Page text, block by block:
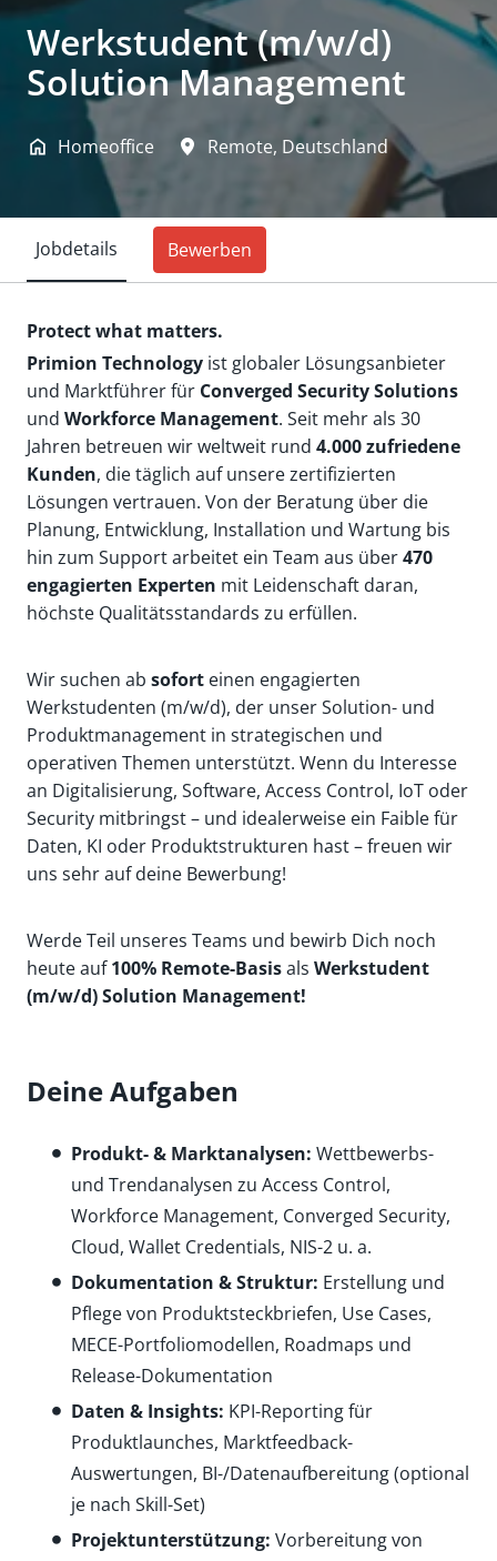
Werkstudent (m/w/d)
Solution Management
Homeoffice Remote, Deutschland
Jobdetails Bewerben
Protect what matters.
Primion Technology ist globaler Lösungsanbieter
und Marktführer für Converged Security Solutions
und Workforce Management. Seit mehr als 30
Jahren betreuen wir weltweit rund 4.000 zufriedene
Kunden, die täglich auf unsere zertifizierten
Lösungen vertrauen. Von der Beratung über die
Planung, Entwicklung, Installation und Wartung bis
hin zum Support arbeitet ein Team aus über470
engagierten Experten mit Leidenschaft daran,
höchste Qualitätsstandards zu erfüllen.
Wir suchen ab sofort einen engagierten
Werkstudenten (m/w/d), der unser Solution- und
Produktmanagement in strategischen und
operativen Themen unterstützt. Wenn du Interesse
an Digitalisierung, Software, Access Control, IoT oder
Security mitbringst – und idealerweise ein Faible für
Daten, KI oder Produktstrukturen hast – freuen wir
uns sehr auf deine Bewerbung!
Werde Teil unseres Teams und bewirb Dich noch
heute auf100% Remote-Basisals Werkstudent
(m/w/d) Solution Management!
Deine Aufgaben
Produkt- & Marktanalysen: Wettbewerbs-
und Trendanalysen zu Access Control,
Workforce Management, Converged Security,
Cloud, Wallet Credentials, NIS-2 u. a.
Dokumentation & Struktur: Erstellung und
Pflege von Produktsteckbriefen, Use Cases,
MECE-Portfoliomodellen, Roadmaps und
Release-Dokumentation
Daten & Insights: KPI-Reporting für
Produktlaunches, Marktfeedback-
Auswertungen, BI-/Datenaufbereitung (optional
je nach Skill-Set)
Projektunterstützung: Vorbereitung von